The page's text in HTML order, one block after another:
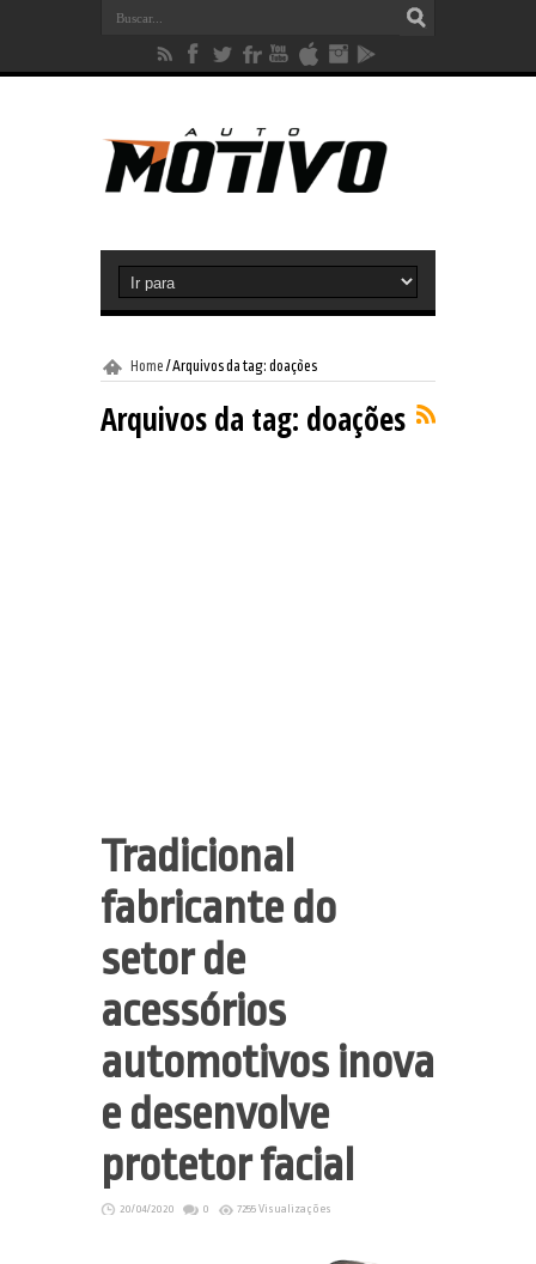
Home /Arquivos da tag: doações
Arquivos da tag: doações
Tradicional
fabricante do
setor de
acessórios
automotivos inova
e desenvolve
protetor facial
20/04/2020 0 7255 Visualizações